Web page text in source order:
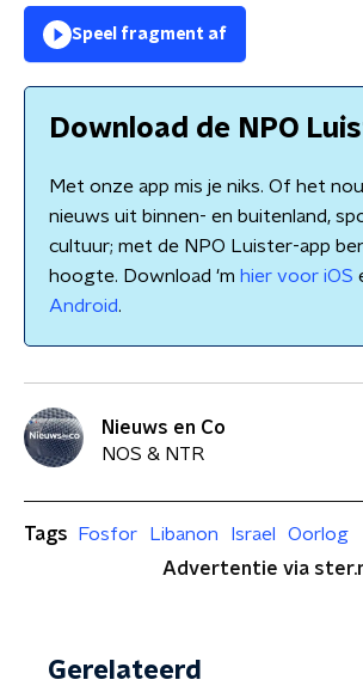
Speel fragment af
Download de NPO
Met onze app mis je niks. Of het
nieuws uit binnen- en buitenland,
cultuur; met de NPO Luister-app
hoogte. Download 'm hier voor iOS
Android.
Nieuws en Co
NOS & NTR
Tags Fosfor Libanon Israel
Oorlog
Advertentie via
Gerelateerd